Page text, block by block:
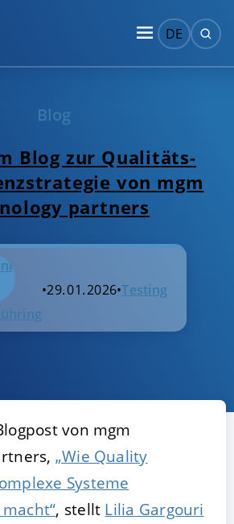
DE
Blog
Blog zur Qualitäts-
von mgm
partners
•29. 01. 2026•Testing
von mgm
„Wie Quality
Systeme
, stellt Lilia Gargouri